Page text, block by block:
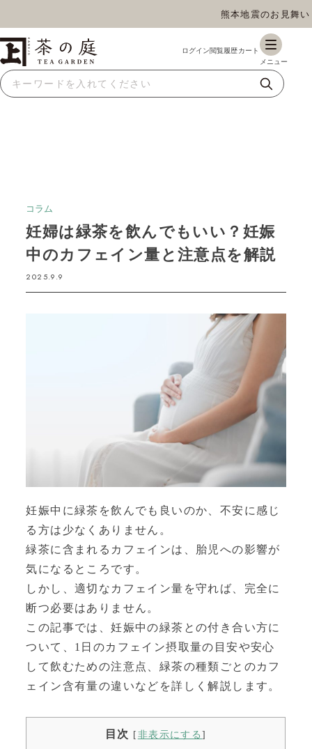
熊本地震のお見舞いとお
ギフト 特上高級茶 深蒸し茶 水出し茶
コラム
妊婦は緑茶を飲んでもいい？妊娠
中のカフェイン量と注意点を解説
2025.9.9
妊娠中に緑茶を飲んでも良いのか、不安に感じ
る方は少なくありません。
緑茶に含まれるカフェインは、胎児への影響が
気になるところです。
しかし、適切なカフェイン量を守れば、完全に
断つ必要はありません。
この記事では、妊娠中の緑茶との付き合い方に
ついて、1日のカフェイン摂取量の目安や安心
して飲むための注意点、緑茶の種類ごとのカフ
ェイン含有量の違いなどを詳しく解説します。
目次 [非表示にする]